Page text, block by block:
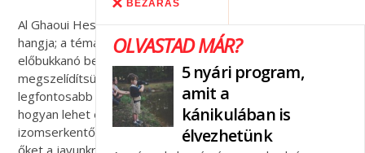
Al Ghaoui Hesna csendes, kiegyensúlyozott és határozott
hangja; a témája pedig nagyon jó, szinte naponta
előbukkanó beszédtémát szolgáltathat, hogy
megszelídítsük legvadabb félelmeinket. Kitér a
legfontosabb és leggyakoribb félelmeinkre, megmutatja,
hogyan lehet ezekről jól beszélni, milyen lélegző és
izomserkentő módszerekkel formálhatjuk és fordíthatjuk
őket a javunkra.
BEZÁRÁS
OLVASTAD MÁR?
5 nyári program,
amit a
kánikulában is
élvezhetünk